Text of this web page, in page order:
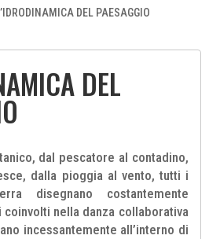
DEL PAESAGGIO
DEL
dal pescatore al contadino,
dalla pioggia al vento, tutti i
disegnano costantemente
nella danza collaborativa
incessantemente all’interno di